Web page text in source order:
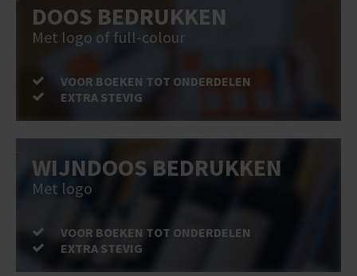
DOOS BEDRUKKEN
Met logo of full-colour
VOOR BOEKEN TOT ONDERDELEN
EXTRA STEVIG
WIJNDOOS BEDRUKKEN
Met logo
VOOR BOEKEN TOT ONDERDELEN
EXTRA STEVIG